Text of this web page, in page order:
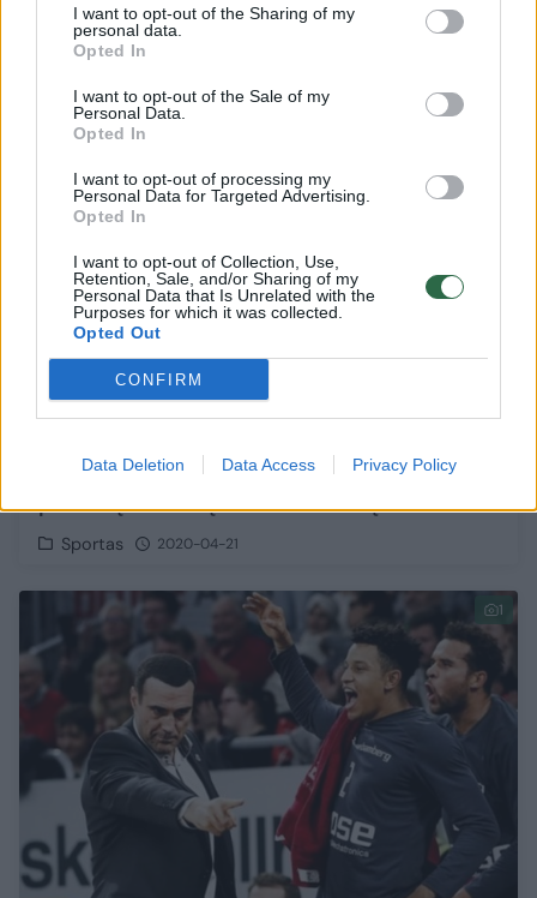
I want to opt-out of the Sharing of my
personal data.
Opted In
I want to opt-out of the Sale of my
Personal Data.
Opted In
I want to opt-out of processing my
Personal Data for Targeted Advertising.
Opted In
I want to opt-out of Collection, Use,
Retention, Sale, and/or Sharing of my
Personal Data that Is Unrelated with the
Purposes for which it was collected.
Opted Out
CONFIRM
Data Deletion Data Access Privacy Policy
Sportas
Baimė Vokietijoje: šeši krepšinio klubai
prašosi į žemesnį šalies divizioną
Sportas 2020-04-21
1